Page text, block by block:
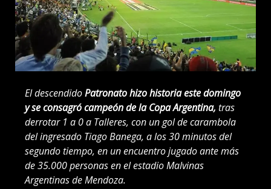
El descendidoPatronato hizo historia este domingo
y se consagró campeón de la Copa Argentina, tras
derrotar 1 a 0 a Talleres, con un gol de carambola
del ingresado Tiago Banega, a los 30 minutos del
segundo tiempo, en un encuentro jugado ante más
de 35.000 personas en el estadio Malvinas
Argentinas de Mendoza.